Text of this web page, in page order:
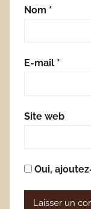
Nom *
E-mail *
Site web
Oui,